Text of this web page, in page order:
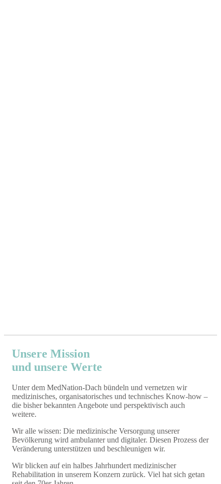
Unsere Mission
und unsere Werte
Unter dem MedNation-Dach bündeln und vernetzen wir
medizinisches, organisatorisches und technisches Know-how –
die bisher bekannten Angebote und perspektivisch auch
weitere.
Wir alle wissen: Die medizinische Versorgung unserer
Bevölkerung wird ambulanter und digitaler. Diesen Prozess der
Veränderung unterstützen und beschleunigen wir.
Wir blicken auf ein halbes Jahrhundert medizinischer
Rehabilitation in unserem Konzern zurück. Viel hat sich getan